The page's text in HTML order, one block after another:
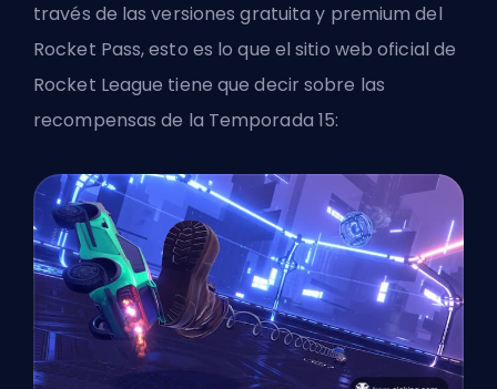
través de las versiones gratuita y premium del
Rocket Pass, esto es lo que el sitio web oficial de
Rocket League tiene que decir sobre las
recompensas de la Temporada 15: